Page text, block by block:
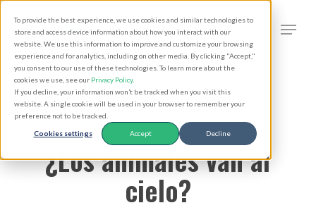
To provide the best experience, we use cookies and similar technologies to
store and access device information about how you interact with our
website. We use this information to improve and customize your browsing
experience and for analytics, including on other media. By clicking "Accept,"
you consent to our use of these technologies. To learn more about the
cookies we use, see our Privacy Policy.
If you decline, your information won’t be tracked when you visit this
website. A single cookie will be used in your browser to remember your
preference not to be tracked.
Cookies settings Accept Decline
main
content
search
¿Los animales van al
cielo?